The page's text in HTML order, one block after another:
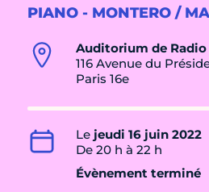
PIANO - MONTERO /
Auditorium de Radio
116 Avenue du
Paris 16e
Le jeudi 16 juin 2022
De 20 h à 22 h
Évènement terminé